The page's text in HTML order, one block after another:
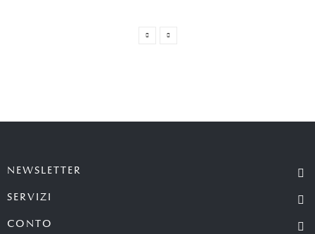
NEWSLETTER
SERVIZI
CONTO